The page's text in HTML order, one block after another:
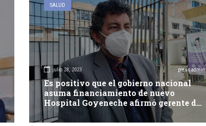
SALUD
julio 28, 2023 pressadmin
Es positivo que el gobierno nacional
asuma financiamiento de nuevo
Hospital Goyeneche afirmó gerente de
Salud